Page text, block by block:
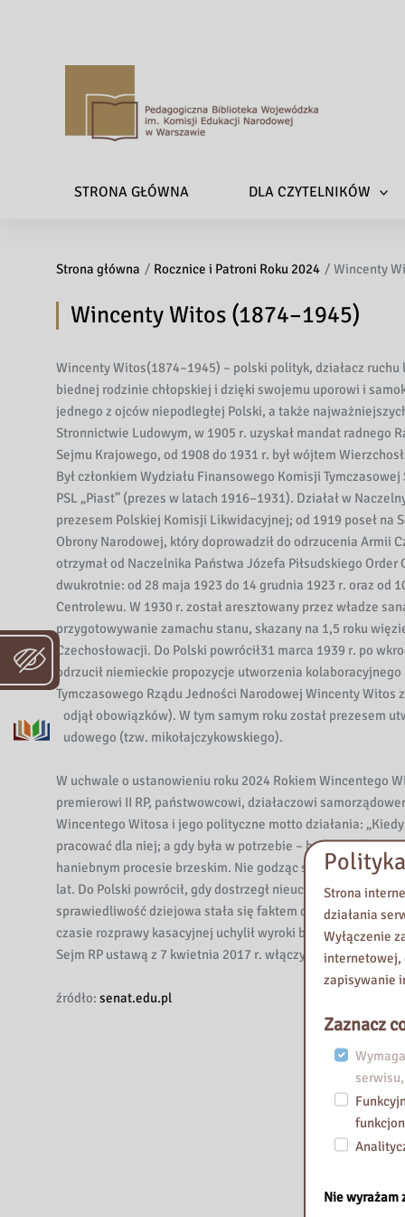
a
g
i
z
a
B
i
b
l
i
o
t
e
k
a
W
o
j
e
w
ó
z
k
a
i
m
.
K
o
m
i
j
E
d
u
k
a
j
STRONA GŁÓWNA DLA CZYTELNIKÓW
Strona główna Rocznice i Patroni Roku 2024 Wincenty
Wincenty Witos (1874–1945)
Wincenty Witos(1874–1945) – polski polityk, działacz
biednej rodzinie chłopskiej i dzięki swojemu uporowi i
jednego z ojców niepodległej Polski, a także
Stronnictwie Ludowym, w 1905 r. uzyskał mandat radnego
Sejmu Krajowego, od 1908 do 1931 r. był wójtem
Był członkiem Wydziału Finansowego Komisji
PSL „Piast” (prezes w latach 1916–1931). Działał w
prezesem Polskiej Komisji Likwidacyjnej; od 1919 poseł na
Obrony Narodowej, który doprowadził do odrzucenia Armii
otrzymał od Naczelnika Państwa Józefa Piłsudskiego
dwukrotnie: od 28 maja 1923 do 14 grudnia 1923 r. oraz od
Centrolewu. W 1930 r. został aresztowany przez władze
przygotowywanie zamachu stanu, skazany na 1,5 roku
Czechosłowacji. Do Polski powrócił31 marca 1939 r. po
odrzucił niemieckie propozycje utworzenia
Tymczasowego Rządu Jedności Narodowej Wincenty
podjął obowiązków). W tym samym roku został prezesem
Ludowego (tzw. mikołajczykowskiego).
W uchwale o ustanowieniu roku 2024 Rokiem Wincentego
premierowi II RP, państwowcowi, działaczowi
Wincentego Witosa i jego polityczne motto działania:
pracować dla niej; a gdy była w potrzebie – bronić jej”. „Za
haniebnym procesie brzeskim. Nie godząc się z wyrokiem
lat. Do Polski powrócił, gdy dostrzegł nieuchronność
sprawiedliwość dziejowa stała się faktem dopiero w maju
czasie rozprawy kasacyjnej uchylił wyroki brzeskie z 1932
Sejm RP ustawą z 7 kwietnia 2017 r. włączył Wincentego
źródło: senat.edu.pl
Strona
działania
Wyłączenie
internetowej,
zapisywanie
Zaznacz
Nie wyrażam